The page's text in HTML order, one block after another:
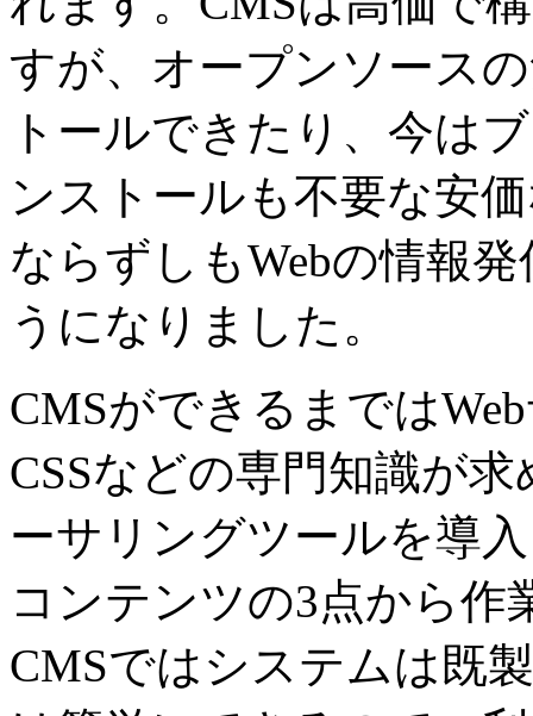
すが、オープンソース
トールできたり、今は
ンストールも不要な安
ならずしもWebの情報
うになりました。
CMSができるまでは
CSSなどの専門知識が
ーサリングツールを導
コンテンツの3点から作
CMSではシステムは既